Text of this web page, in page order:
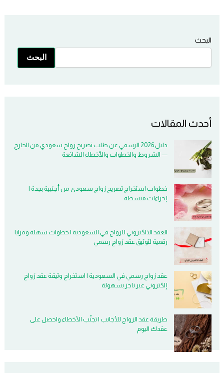
البحث
البحث
أحدث المقالات
دليل 2026 الرسمي عن طلب تصريح زواج سعودي من الخارج
— الشروط والخطوات والأخطاء الشائعة
خطوات استخراج تصريح زواج سعودي من أجنبية بجدة |
إجراءات مبسطة
العقد الالكتروني للزواج في السعودية | خطوات سهلة ومزايا
رقمية لتوثيق عقد زواج رسمي
عقد زواج رسمي في السعودية | استخراج وثيقة عقد زواج
إلكتروني عبر ناجز بسهولة
طريقة عقد الزواج للأجانب | تجنّب الأخطاء واحصل على
عقدك اليوم